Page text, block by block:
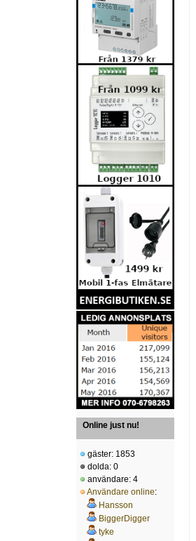
Online just nu!
gäster: 1853
dolda: 0
användare: 4
Användare online:
Hansson
BiggerDigger
tyke